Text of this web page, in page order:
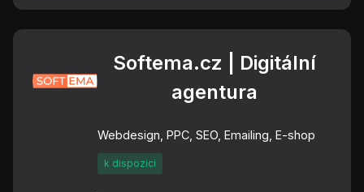
Softema.cz | Digitální
agentura
Webdesign, PPC, SEO, Emailing, E-shop
k dispozici